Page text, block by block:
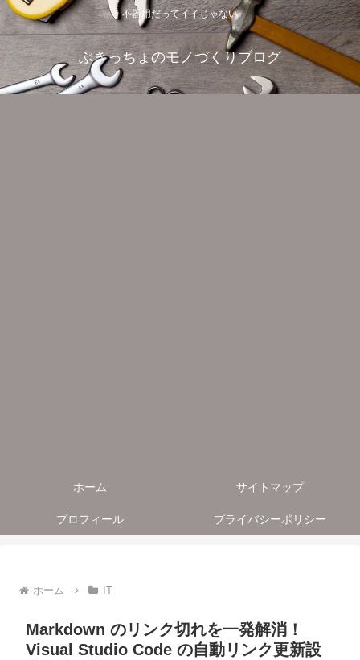
不器用だってイイじゃない
ぶきっちょのモノづくりブログ
ホーム サイトマップ
プロフィール プライバシーポリシー
ホーム IT
Markdown のリンク切れを一発解消！
Visual Studio Code の自動リンク更新設